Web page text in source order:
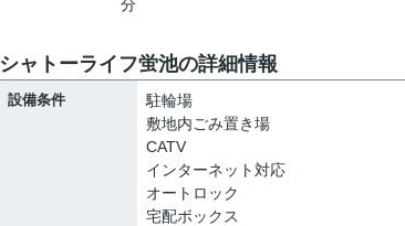
分
シャトーライフ蛍池の詳細情報
設備条件
駐輪場
敷地内ごみ置き場
CATV
インターネット対応
オートロック
宅配ボックス